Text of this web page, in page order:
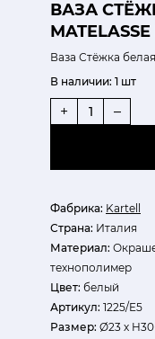
ВАЗА
Ваза Стёжка белая
Фабрика: Kartell
Страна: Италия
Материал:
технополимер
Цвет: белый
Артикул: 1225/E5
Размер: Ø23 х
В наличии: 1 шт
+ –